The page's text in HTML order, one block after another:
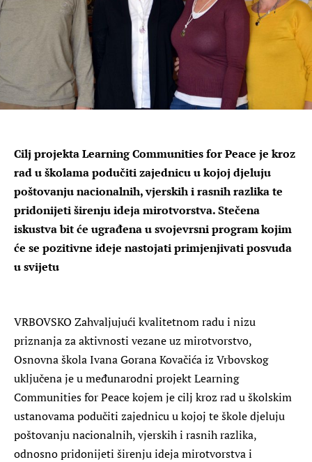
Cilj projekta Learning Communities for Peace je kroz
rad u školama podučiti zajednicu u kojoj djeluju
poštovanju nacionalnih, vjerskih i rasnih razlika te
pridonijeti širenju ideja mirotvorstva. Stečena
iskustva bit će ugrađena u svojevrsni program kojim
će se pozitivne ideje nastojati primjenjivati posvuda
u svijetu
VRBOVSKO Zahvaljujući kvalitetnom radu i nizu
priznanja za aktivnosti vezane uz mirotvorstvo,
Osnovna škola Ivana Gorana Kovačića iz Vrbovskog
uključena je u međunarodni projekt Learning
Communities for Peace kojem je cilj kroz rad u školskim
ustanovama podučiti zajednicu u kojoj te škole djeluju
poštovanju nacionalnih, vjerskih i rasnih razlika,
odnosno pridonijeti širenju ideja mirotvorstva i